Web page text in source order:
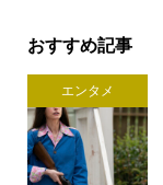
おすすめ記事
エンタメ